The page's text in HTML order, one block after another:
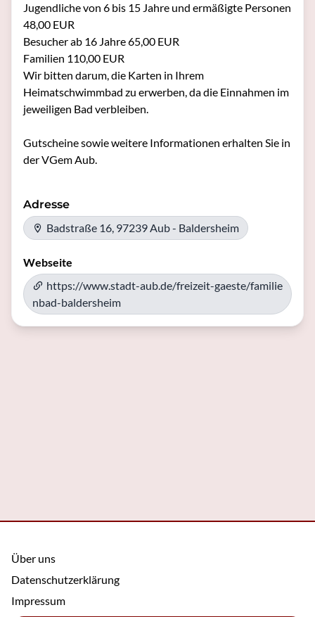
Jugendliche von 6 bis 15 Jahre und ermäßigte Personen
48,00 EUR
Besucher ab 16 Jahre 65,00 EUR
Familien 110,00 EUR
Wir bitten darum, die Karten in Ihrem
Heimatschwimmbad zu erwerben, da die Einnahmen im
jeweiligen Bad verbleiben.
Gutscheine sowie weitere Informationen erhalten Sie in
der VGem Aub.
Adresse
Badstraße 16, 97239 Aub - Baldersheim
Webseite
https://www.stadt-aub.de/freizeit-gaeste/familie
nbad-baldersheim
Über uns
Datenschutzerklärung
Impressum